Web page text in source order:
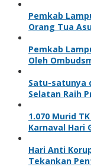
Pemkab
Orang Tua
Pemkab
Oleh
Satu-satunya
Selatan Raih
1.070 Murid
Karnaval Hari
Hari Anti
Tekankan